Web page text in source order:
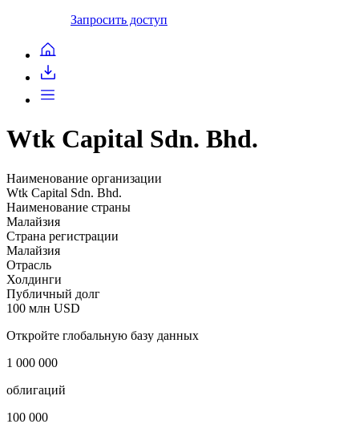
Запросить доступ
Wtk Capital Sdn. Bhd.
Наименование организации
Wtk Capital Sdn. Bhd.
Наименование страны
Малайзия
Страна регистрации
Малайзия
Отрасль
Холдинги
Публичный долг
100 млн USD
Откройте глобальную базу данных
1 000 000
облигаций
100 000